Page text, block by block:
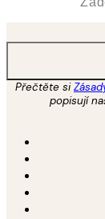
Přečtěte si
popisují